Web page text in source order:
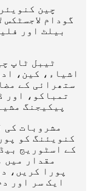
چین
گودام
ٹیبل ٹاپ
اشیاء، کین،
ستھرائی کے
تمباکو، اور
پیکیجنگ
مشروبات کی
کنویئنگ کو
کے اسٹوریج
مقدار میں
پورا کریں،
ایک سر اور